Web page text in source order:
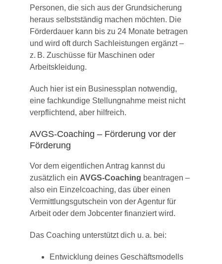
Personen, die sich aus der Grundsicherung
heraus selbstständig machen möchten. Die
Förderdauer kann bis zu 24 Monate betragen
und wird oft durch Sachleistungen ergänzt –
z. B. Zuschüsse für Maschinen oder
Arbeitskleidung.
Auch hier ist ein Businessplan notwendig,
eine fachkundige Stellungnahme meist nicht
verpflichtend, aber hilfreich.
AVGS-Coaching – Förderung vor der
Förderung
Vor dem eigentlichen Antrag kannst du
zusätzlich ein AVGS-Coaching beantragen –
also ein Einzelcoaching, das über einen
Vermittlungsgutschein von der Agentur für
Arbeit oder dem Jobcenter finanziert wird.
Das Coaching unterstützt dich u. a. bei:
Entwicklung deines Geschäftsmodells